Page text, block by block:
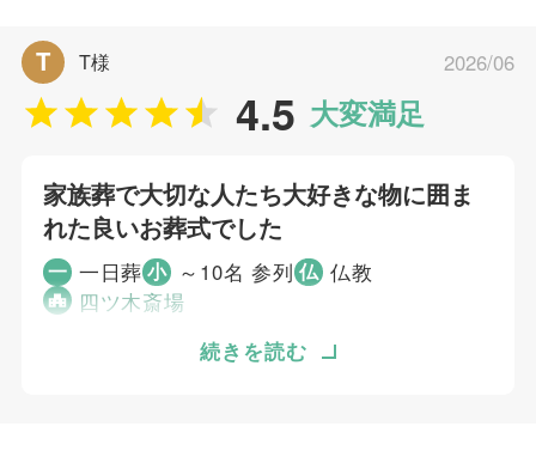
4.5 大変満足
T T様 2026/06
家族葬で大切な人たち大好きな物に囲ま
れた良いお葬式でした
一 一日葬小 ～10名 参列 仏 仏教
四ツ木斎場
病院で亡くなったので、その後保管していただ
続きを読む